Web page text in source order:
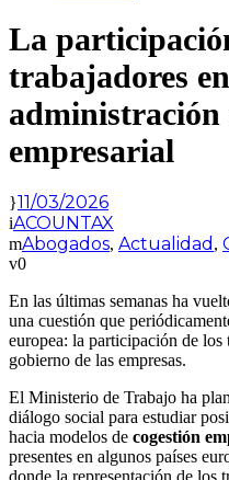
La
trabajadores
administración
empresarial
11/03/2026
ACOUNTAX
Abogados, Actualidad ,
0
En las últimas semanas ha
una cuestión que
europea: la participación de los
gobierno de las empresas.
El Ministerio de Trabajo ha
diálogo social para estudiar
hacia modelos de cogestión
presentes en algunos países